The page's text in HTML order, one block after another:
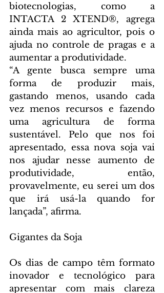
biotecnologias, como a
INTACTA 2 XTEND®, agrega
ainda mais ao agricultor, pois o
ajuda no controle de pragas e a
aumentar a produtividade.
“A gente busca sempre uma
forma de produzir mais,
gastando menos, usando cada
vez menos recursos e fazendo
uma agricultura de forma
sustentável. Pelo que nos foi
apresentado, essa nova soja vai
nos ajudar nesse aumento de
produtividade, então,
provavelmente, eu serei um dos
que irá usá-la quando for
lançada”, afirma.
Gigantes da Soja
Os dias de campo têm formato
inovador e tecnológico para
apresentar com mais clareza